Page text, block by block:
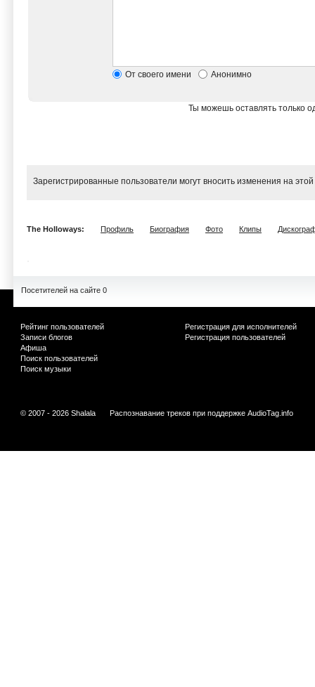
От своего имени Анонимно
Ты можешь оставлять только
Зарегистрированные пользователи могут вносить изменения на
The Holloways: Профиль Биография Фото Клипы
Посетителей на сайте 0
Рейтинг пользователей
Записи блогов
Афиша
Поиск пользователей
Поиск музыки
Регистрация для исполнителей
Регистрация пользователей
© 2007 - 2026 Shalala Распознавание треков при поддержке AudioTag.info